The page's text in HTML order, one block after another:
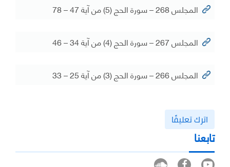
المجلس 268 – سورة الحج (5) من آية 47 – 78
المجلس 267 – سورة الحج (4) من آية 34 – 46
المجلس 266 – سورة الحج (3) من آية 25 – 33
اترك تعليقًا
تابعنا